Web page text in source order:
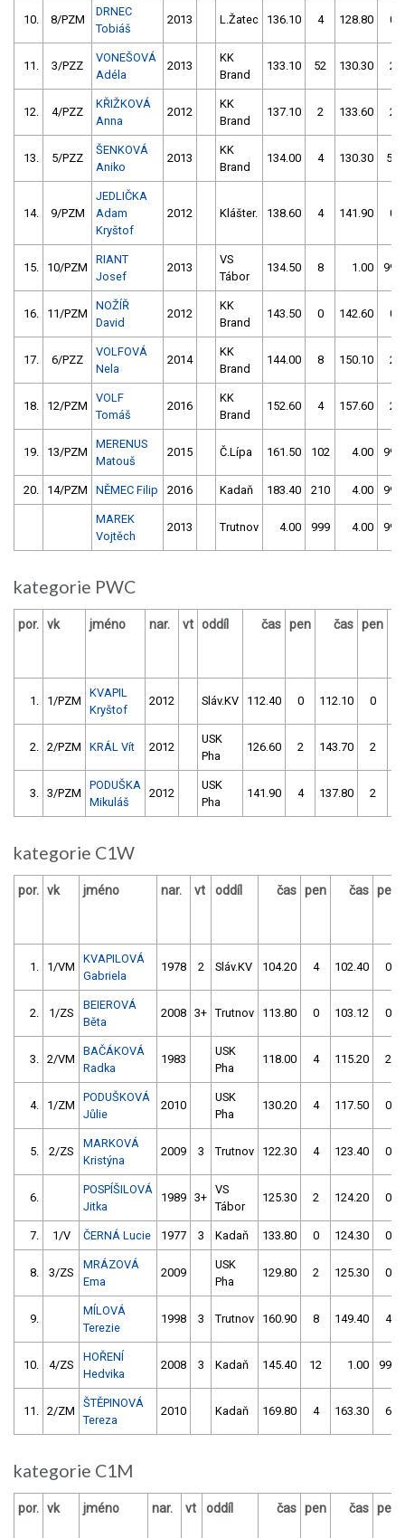
10. 8/PZM
DRNEC
Tobiáš
2013 L.Žatec 136.10 4 128.80 0
11. 3/PZZ
VONEŠOVÁ
Adéla
2013
KK
Brand
133.10 52 130.30 2
12. 4/PZZ
KŘIŽKOVÁ
Anna
2012
KK
Brand
137.10 2 133.60 2
13. 5/PZZ
ŠENKOVÁ
Aniko
2013
KK
Brand
134.00 4 130.30 50
14. 9/PZM
JEDLIČKA
Adam
Kryštof
2012 Klášter. 138.60 4 141.90 0
15. 10/PZM
RIANT
Josef
2013
VS
Tábor
134.50 8 1.00 999
16. 11/PZM
NOŽÍŘ
David
2012
KK
Brand
143.50 0 142.60 0
17. 6/PZZ
VOLFOVÁ
Nela
2014
KK
Brand
144.00 8 150.10 2
18. 12/PZM
VOLF
Tomáš
2016
KK
Brand
152.60 4 157.60 2
19. 13/PZM
MERENUS
Matouš
2015 Č.Lípa 161.50 102 4.00 999
20. 14/PZM NĚMEC Filip 2016 Kadaň 183.40 210 4.00 999
MAREK
Vojtěch
2013 Trutnov 4.00 999 4.00 999
kategorie PWC
por. vk jméno nar. vt oddíl čas pen čas pen
1. 1/PZM
KVAPIL
Kryštof
2012 Sláv.KV 112.40 0 112.10 0
2. 2/PZM KRÁL Vít 2012
USK
Pha
126.60 2 143.70 2
3. 3/PZM
PODUŠKA
Mikuláš
2012
USK
Pha
141.90 4 137.80 2
kategorie C1W
por. vk jméno nar. vt oddíl čas pen čas pen
1. 1/VM
KVAPILOVÁ
Gabriela
1978 2 Sláv.KV 104.20 4 102.40 0
2. 1/ZS
BEIEROVÁ
Běta
2008 3+ Trutnov 113.80 0 103.12 0
3. 2/VM
BAČÁKOVÁ
Radka
1983
USK
Pha
118.00 4 115.20 2
4. 1/ZM
PODUŠKOVÁ
Jůlie
2010
USK
Pha
130.20 4 117.50 0
5. 2/ZS
MARKOVÁ
Kristýna
2009 3 Trutnov 122.30 4 123.40 0
6.
POSPÍŠILOVÁ
Jitka
1989 3+
VS
Tábor
125.30 2 124.20 0
7. 1/V ČERNÁ Lucie 1977 3 Kadaň 133.80 0 124.30 0
8. 3/ZS
MRÁZOVÁ
Ema
2009
USK
Pha
129.80 2 125.30 0
9.
MÍLOVÁ
Terezie
1998 3 Trutnov 160.90 8 149.40 4
10. 4/ZS
HOŘENÍ
Hedvika
2008 3 Kadaň 145.40 12 1.00 999
11. 2/ZM
ŠTĚPINOVÁ
Tereza
2010 Kadaň 169.80 4 163.30 6
kategorie C1M
por. vk jméno nar. vt oddíl čas pen čas pen